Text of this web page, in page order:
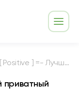
-= [ Positive ] =- Лучший приватный сервер
приватный